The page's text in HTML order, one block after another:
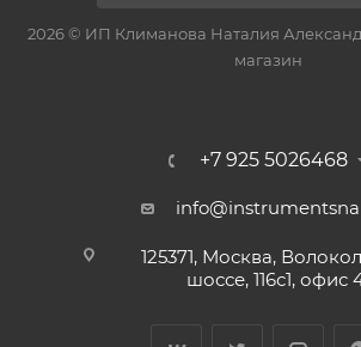
2026 © ИП Климанова Наталия
магазин
+7 925 5026468
125371, Москва,
шоссе, 116с1, офис